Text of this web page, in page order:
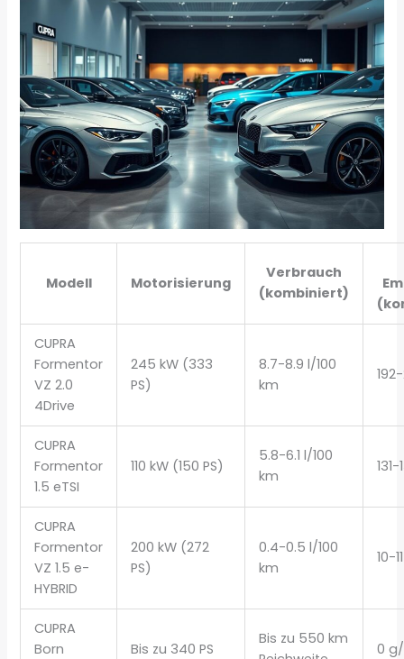
Modell Motorisierung
Verbrauch
(kombiniert)
CUPRA
Formentor
VZ 2.0
4Drive
245 kW (333
PS)
8.7-8.9 l/100
km
CUPRA
Formentor
1.5 eTSI
110 kW (150 PS)
5.8-6.1 l/100
km
CUPRA
Formentor
VZ 1.5 e-
HYBRID
200 kW (272
PS)
0.4-0.5 l/100
km
10-
CUPRA
Born
Bis zu 340 PS
Bis zu 550 km
0